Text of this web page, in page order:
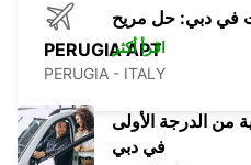
PERUGIA APT
PERUGIA - ITALY
في دبي: حل مريح
اقرأ أكثر
من الدرجة الأولى
في دبي